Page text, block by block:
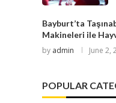
Bayburt’ta
Makineleri ile
by admin June 2,
POPULAR